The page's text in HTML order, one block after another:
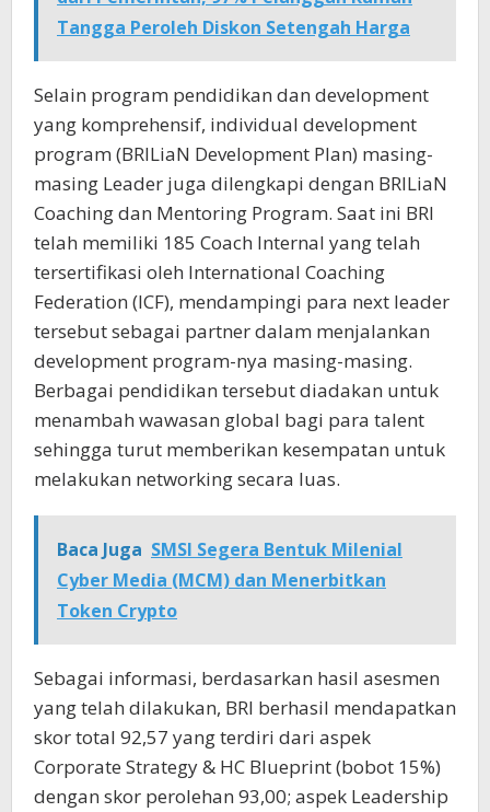
Tangga Peroleh Diskon Setengah Harga
Selain program pendidikan dan development
yang komprehensif, individual development
program (BRILiaN Development Plan) masing-
masing Leader juga dilengkapi dengan BRILiaN
Coaching dan Mentoring Program. Saat ini BRI
telah memiliki 185 Coach Internal yang telah
tersertifikasi oleh International Coaching
Federation (ICF), mendampingi para next leader
tersebut sebagai partner dalam menjalankan
development program-nya masing-masing.
Berbagai pendidikan tersebut diadakan untuk
menambah wawasan global bagi para talent
sehingga turut memberikan kesempatan untuk
melakukan networking secara luas.
Baca Juga SMSI Segera Bentuk Milenial
Cyber Media (MCM) dan Menerbitkan
Token Crypto
Sebagai informasi, berdasarkan hasil asesmen
yang telah dilakukan, BRI berhasil mendapatkan
skor total 92,57 yang terdiri dari aspek
Corporate Strategy & HC Blueprint (bobot 15%)
dengan skor perolehan 93,00; aspek Leadership